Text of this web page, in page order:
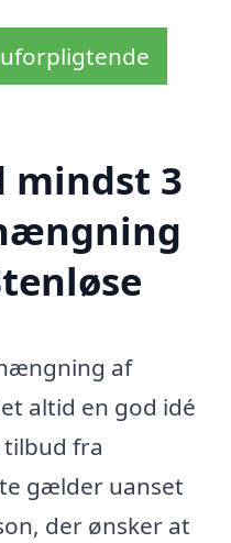
3
af
altid en god idé
fra
gælder uanset
der ønsker at